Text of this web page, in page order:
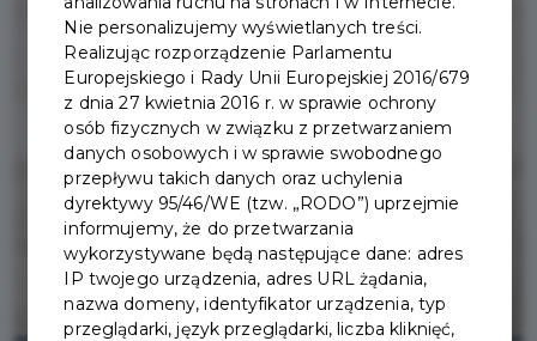
Nie personalizujemy wyświetlanych treści.
Realizując rozporządzenie Parlamentu
Europejskiego i Rady Unii Europejskiej 2016/679
z dnia 27 kwietnia 2016 r. w sprawie ochrony
osób fizycznych w związku z przetwarzaniem
danych osobowych i w sprawie swobodnego
przepływu takich danych oraz uchylenia
dyrektywy 95/46/WE (tzw. „RODO”) uprzejmie
informujemy, że do przetwarzania
wykorzystywane będą następujące dane: adres
IP twojego urządzenia, adres URL żądania,
nazwa domeny, identyfikator urządzenia, typ
przeglądarki, język przeglądarki, liczba kliknięć,